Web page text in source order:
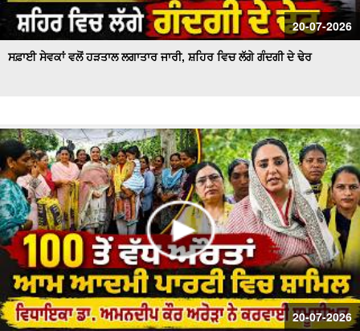
20-07-2026
ਸਫ਼ਾਈ ਸੇਵਕਾਂ ਵਲੋਂ ਹੜਤਾਲ ਲਗਾਤਾਰ ਜਾਰੀ, ਸ਼ਹਿਰ ਵਿਚ ਲੱਗੇ ਗੰਦਗੀ ਦੇ ਢੇਰ
20-07-2026